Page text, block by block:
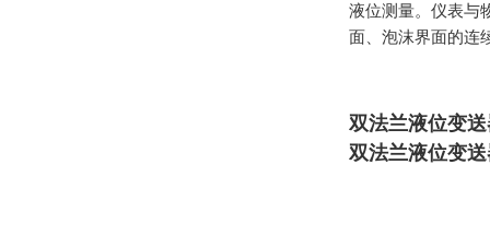
液位测量。仪表与
面、泡沫界面的连
双法兰液位变
双法兰液位变